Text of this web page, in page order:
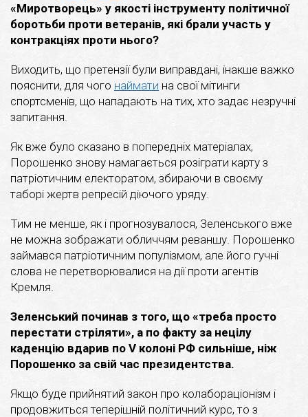
«Миротворець» у якості інструменту політичної
боротьби проти ветеранів, які брали участь у
контракціях проти нього?
Виходить, що претензії були виправдані, інакше важко
пояснити, для чого наймати на свої мітинги
спортсменів, що нападають на тих, хто задає незручні
запитання.
Як вже було сказано в попередніх матеріалах,
Порошенко знову намагається розіграти карту з
патріотичним електоратом, збираючи в своєму
таборі жертв репресій діючого уряду.
Тим не менше, як і прогнозувалося, Зеленського вже
не можна зображати обличчям реваншу. Порошенко
займався патріотичним популізмом, але його гучні
слова не перетворювалися на дії проти агентів
Кремля.
Зеленський починав з того, що «треба просто
перестати стріляти», а по факту за нецілу
каденцію вдарив по V колоні РФ сильніше, ніж
Порошенко за свій час президентства.
Якщо буде прийнятий закон про колабораціонізм і
продовжиться теперішній політичний курс, то з